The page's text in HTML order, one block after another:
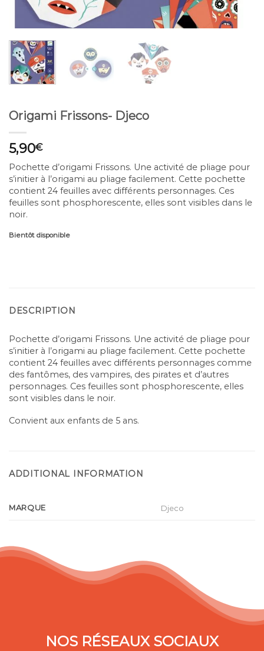
Origami Frissons- Djeco
5,90€
Pochette d’origami Frissons. Une activité de pliage pour
s’initier à l’origami au pliage facilement. Cette pochette
contient 24 feuilles avec différents personnages. Ces
feuilles sont phosphorescente, elles sont visibles dans le
noir.
Bientôt disponible
DESCRIPTION
Pochette d’origami Frissons. Une activité de pliage pour
s’initier à l’origami au pliage facilement. Cette pochette
contient 24 feuilles avec différents personnages comme
des fantômes, des vampires, des pirates et d’autres
personnages. Ces feuilles sont phosphorescente, elles
sont visibles dans le noir.
Convient aux enfants de 5 ans.
ADDITIONAL INFORMATION
MARQUE Djeco
NOS RÉSEAUX SOCIAUX